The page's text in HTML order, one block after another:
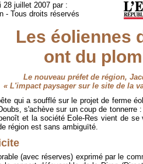
28 juillet 2007 par :
- Tous droits réservés
Les éoliennes
ont du
Le nouveau préfet de région,
« L'impact paysager sur le site de la
qui a soufflé sur le projet de ferme
s'achève sur un coup de
et la société Eole-Res vient de
région est sans ambiguïté.
(avec réserves) exprimé par le